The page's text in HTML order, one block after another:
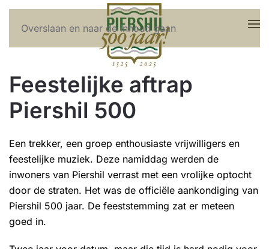
Overslaan en naar de inhoud gaan
Feestelijke aftrap
Piershil 500
Een trekker, een groep enthousiaste vrijwilligers en
feestelijke muziek. Deze namiddag werden de
inwoners van Piershil verrast met een vrolijke optocht
door de straten. Het was de officiële aankondiging van
Piershil 500 jaar. De feeststemming zat er meteen
goed in.